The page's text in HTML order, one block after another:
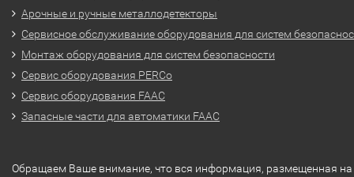
Арочные и ручные металлодетекторы
Сервисное обслуживание оборудования для систем
Монтаж оборудования для систем безопасности
Сервис оборудования PERCo
Сервис оборудования FAAC
Запасные части для автоматики FAAC
Обращаем Ваше внимание, что вся информация, размещенная на